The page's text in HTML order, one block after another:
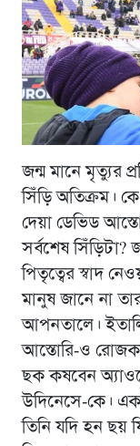
জন্ম মানে মৃত্যুর
সিঁড়ি অতিক্রম।
দেয়া ডেভিড
সর্বশেষ
পিতৃত্বের স্বাদ
মানুষ জানে না
আপনতালে।
আস্তোরি-ও
ছক কষবেন
উদিনেসে-কে।
তিনি যদি হন ছয়